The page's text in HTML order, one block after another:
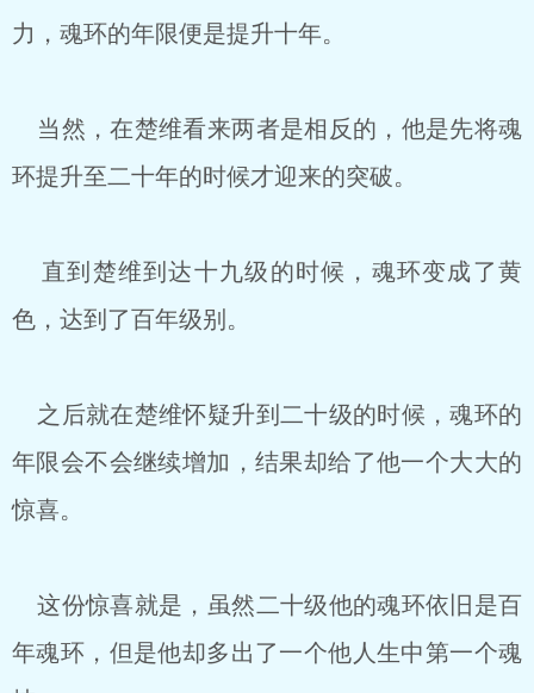
力，魂环的年限便是提升十年。
当然，在楚维看来两者是相反的，他是先将魂
环提升至二十年的时候才迎来的突破。
直到楚维到达十九级的时候，魂环变成了黄
色，达到了百年级别。
之后就在楚维怀疑升到二十级的时候，魂环的
年限会不会继续增加，结果却给了他一个大大的
惊喜。
这份惊喜就是，虽然二十级他的魂环依旧是百
年魂环，但是他却多出了一个他人生中第一个魂